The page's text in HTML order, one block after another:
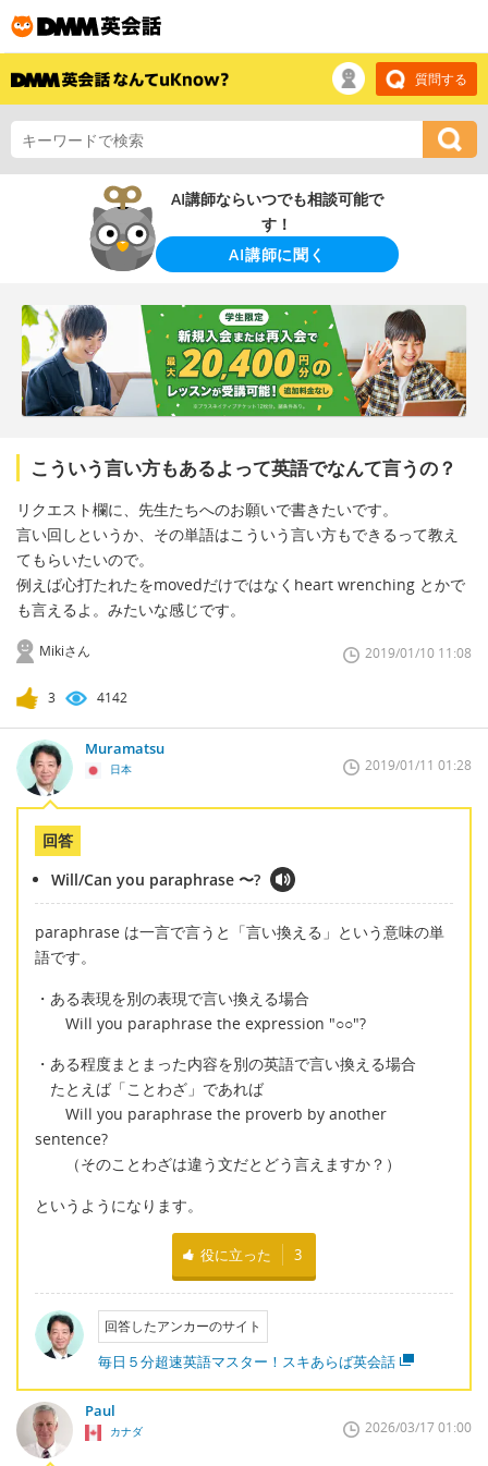
質問する
AI講師ならいつでも相談可能で
す！
AI講師に聞く
こういう言い方もあるよって英語でなんて言うの？
リクエスト欄に、先生たちへのお願いで書きたいです。
言い回しというか、その単語はこういう言い方もできるって教え
てもらいたいので。
例えば心打たれたをmovedだけではなくheart wrenching とかで
も言えるよ。みたいな感じです。
Mikiさん 2019/01/10 11:08
3 4142
Muramatsu
日本 2019/01/11 01:28
回答
Will/Can you paraphrase 〜?
paraphrase は一言で言うと「言い換える」という意味の単
語です。
・ある表現を別の表現で言い換える場合
Will you paraphrase the expression "○○"?
・ある程度まとまった内容を別の英語で言い換える場合
たとえば「ことわざ」であれば
Will you paraphrase the proverb by another
sentence?
（そのことわざは違う文だとどう言えますか？）
というようになります。
役に立った 3
回答したアンカーのサイト
毎日５分超速英語マスター！スキあらば英会話
Paul
カナダ 2026/03/17 01:00